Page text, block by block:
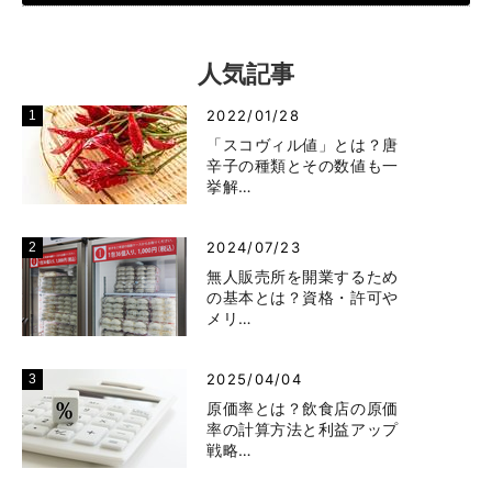
人気記事
2022/01/28
「スコヴィル値」とは？唐
辛子の種類とその数値も一
挙解…
2024/07/23
無人販売所を開業するため
の基本とは？資格・許可や
メリ…
2025/04/04
原価率とは？飲食店の原価
率の計算方法と利益アップ
戦略…